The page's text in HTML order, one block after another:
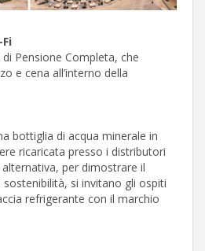
Pensione Completa, che
e cena all’interno della
bottiglia di acqua minerale in
ricaricata presso i distributori
per dimostrare il
si invitano gli ospiti
refrigerante con il marchio